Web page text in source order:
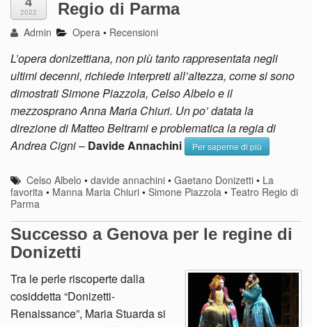
2022
Regio di Parma
Admin Opera • Recensioni
L’opera donizettiana, non più tanto rappresentata negli
ultimi decenni, richiede interpreti all’altezza, come si sono
dimostrati Simone Piazzola, Celso Albelo e il
mezzosprano Anna Maria Chiuri. Un po’ datata la
direzione di Matteo Beltrami e problematica la regia di
Andrea Cigni– Davide Annachini Per saperne di più
Celso Albelo •davide annachini •Gaetano Donizetti • La
favorita • Manna Maria Chiuri • Simone Piazzola • Teatro Regio di
Parma
Successo a Genova per le regine di
Donizetti
Tra le perle riscoperte dalla
cosiddetta “Donizetti-
Renaissance”, Maria Stuarda si